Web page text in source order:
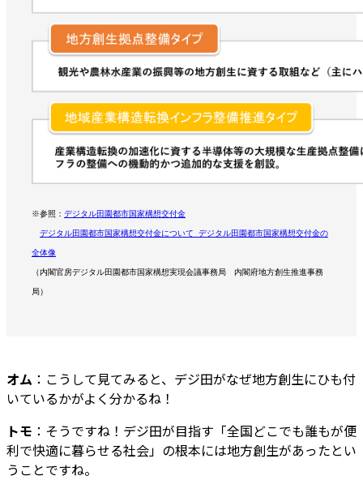
※参照： デジタル田園都市国家構想交付金
デジタル田園都市国家構想交付金について_デジタル田園都市国家構想交付金の
全体像
（内閣官房デジタル田園都市国家構想実現会議事務局 内閣府地方創生推進事務
局）
オム ：こうして見てみると、デジ田がなぜ地方創生にひも付
いているかがよく分かるね！
トモ ：そうですね！デジ田が目指す「全国どこでも誰もが便
利で快適に暮らせる社会」の根本には地方創生があったとい
うことですね。